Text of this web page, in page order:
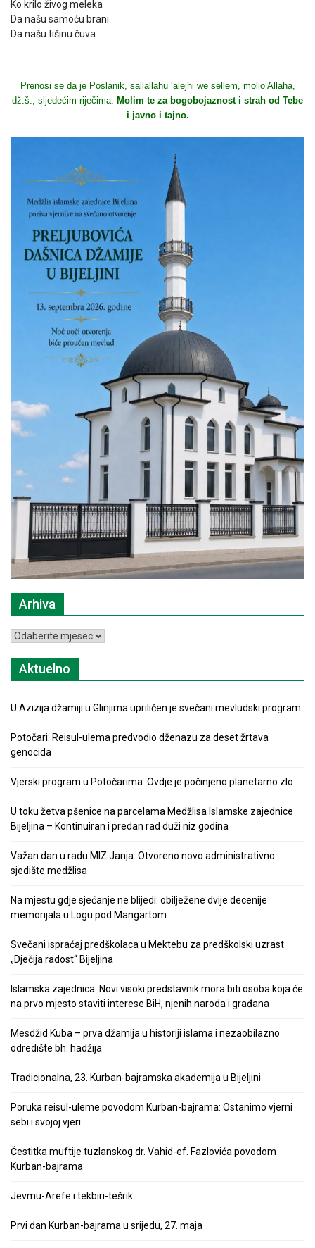
Ko krilo živog meleka
Da našu samoću brani
Da našu tišinu čuva
Prenosi se da je Poslanik, sallallahu ‘alejhi we sellem, molio Allaha,
dž.š., sljedećim riječima: Molim te za bogobojaznost i strah od Tebe
i javno i tajno.
Arhiva
Arhiva
Aktuelno
U Azizija džamiji u Glinjima upriličen je svečani mevludski program
Potočari: Reisul-ulema predvodio dženazu za deset žrtava
genocida
Vjerski program u Potočarima: Ovdje je počinjeno planetarno zlo
U toku žetva pšenice na parcelama Medžlisa Islamske zajednice
Bijeljina – Kontinuiran i predan rad duži niz godina
Važan dan u radu MIZ Janja: Otvoreno novo administrativno
sjedište medžlisa
Na mjestu gdje sjećanje ne blijedi: obilježene dvije decenije
memorijala u Logu pod Mangartom
Svečani ispraćaj predškolaca u Mektebu za predškolski uzrast
„Dječija radost“ Bijeljina
Islamska zajednica: Novi visoki predstavnik mora biti osoba koja će
na prvo mjesto staviti interese BiH, njenih naroda i građana
Mesdžid Kuba – prva džamija u historiji islama i nezaobilazno
odredište bh. hadžija
Tradicionalna, 23. Kurban-bajramska akademija u Bijeljini
Poruka reisul-uleme povodom Kurban-bajrama: Ostanimo vjerni
sebi i svojoj vjeri
Čestitka muftije tuzlanskog dr. Vahid-ef. Fazlovića povodom
Kurban-bajrama
Jevmu-Arefe i tekbiri-tešrik
Prvi dan Kurban-bajrama u srijedu, 27. maja